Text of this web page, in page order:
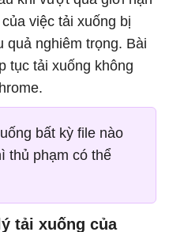
việc tải xuống bị
quả nghiêm trọng. Bài
tục tải xuống không
bất kỳ file nào
thủ phạm có thể
tải xuống của